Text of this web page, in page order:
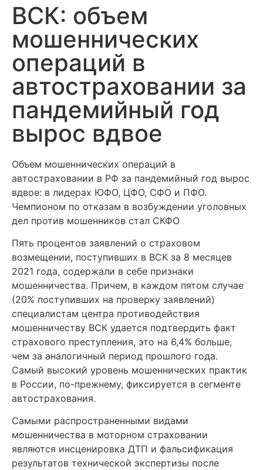
ВСК: объем
мошеннических
операций в
автостраховании за
пандемийный год
вырос вдвое
Объем мошеннических операций в
автостраховании в РФ за пандемийный год вырос
вдвое: в лидерах ЮФО, ЦФО, СФО и ПФО.
Чемпионом по отказам в возбуждении уголовных
дел против мошенников стал СКФО
Пять процентов заявлений о страховом
возмещении, поступивших в ВСК за 8 месяцев
2021 года, содержали в себе признаки
мошенничества. Причем, в каждом пятом случае
(20% поступивших на проверку заявлений)
специалистам центра противодействия
мошенничеству ВСК удается подтвердить факт
страхового преступления, это на 6,4% больше,
чем за аналогичный период прошлого года.
Самый высокий уровень мошеннических практик
в России, по-прежнему, фиксируется в сегменте
автострахования.
Самыми распространенными видами
мошенничества в моторном страховании
являются инсценировка ДТП и фальсификация
результатов технической экспертизы после